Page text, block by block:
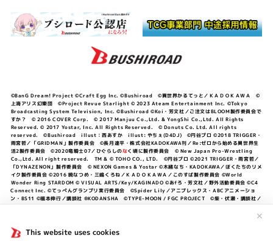
This website uses cookies
✕
©BanG Dream! Project ©Craft Egg Inc. ©Bushiroad ©異世界かるてっと／ＫＡＤＯＫＡＷＡ ©
上海アリス幻樂団 ©Project Revue Starlight © 2023 Ateam Entertainment Inc. ©Tokyo
Broadcasting System Television, Inc. ©Bushiroad ©Koi・芳文社／ご注文はBLOOM製作委員会で
すか？ © 2016 COVER Corp. © 2017 Manjuu Co.,Ltd. & YongShi Co.,Ltd. All Rights
Reserved. © 2017 Yostar, Inc. All Rights Reserved. © Donuts Co. Ltd. All rights
reserved. ©Bushiroad illust：西あすか illust: やちぇ(D4DJ) ©円谷プロ ©2018 TRIGGER・
雨宮哲／「GRIDMAN」製作委員会 ©長月達平・株式会社KADOKAWA刊／Re:ゼロから始める異世界生
活2製作委員会 ©2020竜騎士07／ひぐらしのなく頃に製作委員会 © New Japan Pro-Wrestling
Co.,Ltd. All right reserved. TM & © TOHO CO., LTD. ©円谷プロ ©2021 TRIGGER・雨宮哲／
「DYNAZENON」製作委員会 © NEXON Games & Yostar ©木緒なち・KADOKAWA／ぼくたちのリメ
イク製作委員会 ©2016 暁なつめ・三嶋くろね／ＫＡＤＯＫＡＷＡ／このすば製作委員会 ©World
Wonder Ring STARDOM © VISUAL ARTS/Key/KAGINADO ©あfろ・芳文社／野外活動委員会 ©C4
Connect Inc. ©てっぺんグランプリ実行委員会 ©Spider Lily／アニプレックス・ABCアニメーショ
ン・BS11 ©福本伸行／講談社 ®KODANSHA ©TYPE-MOON / FGC PROJECT ©柴・伏瀬・講談社／
©中村力斗・野澤ゆき子／集英社・君のことが大大大大大好きな製作委員会 ©IIS-P／ぽんのみち製作委
員会 ©円谷プロ ©2023 TRIGGER・雨宮哲／「劇場版グリッドマンユニバース」製作委員会 © NEXON